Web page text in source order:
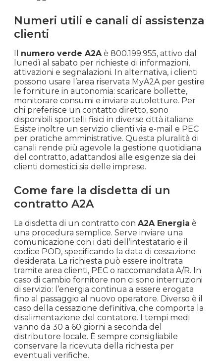
Numeri utili e canali di assistenza
clienti
numero verde A2Aè 800.199.955, attivo dal
lunedì al sabato per richieste di informazioni,
attivazioni e segnalazioni. In alternativa, i clienti
possono usare l’area riservata MyA2A per gestire
le forniture in autonomia: scaricare bollette,
monitorare consumi e inviare autoletture. Per
chi preferisce un contatto diretto, sono
disponibili sportelli fisici in diverse città italiane.
Esiste inoltre un servizio clienti via e-mail e PEC
per pratiche amministrative. Questa pluralità di
canali rende più agevole la gestione quotidiana
del contratto, adattandosi alle esigenze sia dei
clienti domestici sia delle imprese.
Come fare la disdetta di un
contratto A2A
La disdetta di un contratto con A2A Energia è
una procedura semplice. Serve inviare una
comunicazione con i dati dell’intestatario e il
codice POD, specificando la data di cessazione
desiderata. La richiesta può essere inoltrata
tramite area clienti, PEC o raccomandata A/R. In
caso di cambio fornitore non ci sono interruzioni
di servizio: l’energia continua a essere erogata
fino al passaggio al nuovo operatore. Diverso è il
caso della cessazione definitiva, che comporta la
disalimentazione del contatore. I tempi medi
vanno da 30 a 60 giorni a seconda del
distributore locale. È sempre consigliabile
conservare la ricevuta della richiesta per
eventuali verifiche.